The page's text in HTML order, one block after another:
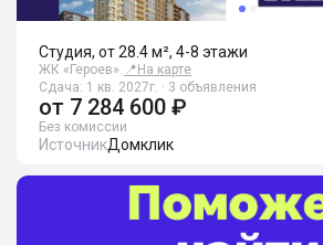
Студия, от 28.4 м², 4-8 этажи
ЖК «Героев» 📍 На карте
Сдача: 1 кв. 2027г. · 3 объявления
от 7 284 600 ₽
Без комиссии
ИсточникДомклик